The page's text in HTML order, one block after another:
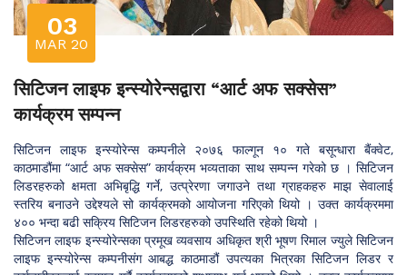
03
MAR 20
सिटिजन लाइफ इन्स्योरेन्सद्वारा “आर्ट अफ सक्सेस”
कार्यक्रम सम्पन्न
सिटिजन लाइफ इन्स्योरेन्स कम्पनीले २०७६ फाल्गून १० गते बसून्धारा बैंक्वेट,
काठमाडौंमा “आर्ट अफ सक्सेस” कार्यक्रम भव्यताका साथ सम्पन्न गरेको छ । सिटिजन
लिडरहरुको क्षमता अभिबृद्धि गर्ने, उत्प्रेरणा जगाउने तथा ग्राहकहरु माझ सेवालाई
स्तरिय बनाउने उद्देश्यले सो कार्यक्रमको आयोजना गरिएको थियो । उक्त कार्यक्रममा
४०० भन्दा बढी सक्रिय सिटिजन लिडरहरुको उपस्थिति रहेको थियो ।
सिटिजन लाइफ इन्स्योरेन्सका प्रमूख व्यवसाय अधिकृत श्री भूषण रिमाल ज्युले सिटिजन
लाइफ इन्स्योरेन्स कम्पनीसंग आबद्ध काठमाडौं उपत्यका भित्रका सिटिजन लिडर र